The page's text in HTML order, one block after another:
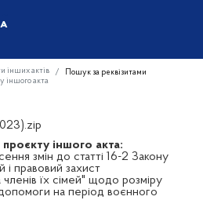
інших актів
Пошук за реквізитами
іншого акта
іншого акта:
змін до статті 16-2 Закону
і правовий захист
членів їх сімей" щодо розміру
на період воєнного